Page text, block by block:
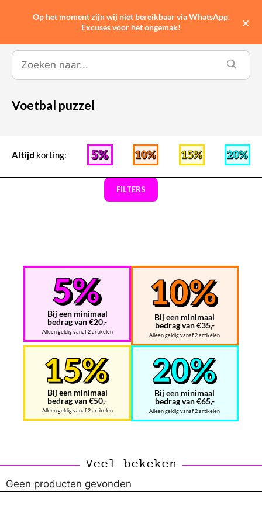
Voetbal puzzel
Altijd korting:
FILTERS
Bij een minimaal
bedrag van €20,-
Alleen geldig vanaf 2 artikelen
Bij een minimaal
bedrag van €35,-
Alleen geldig vanaf 2 artikelen
Bij een minimaal
bedrag van €50,-
Alleen geldig vanaf 2 artikelen
Bij een minimaal
bedrag van €65,-
Alleen geldig vanaf 2 artikelen
Veel bekeken
Geen producten gevonden
Op het moment zijn wij niet bereikbaar via WhatsApp.
Excuses voor het ongemak!
×